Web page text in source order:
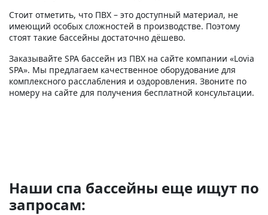
Стоит отметить, что ПВХ – это доступный материал, не
имеющий особых сложностей в производстве. Поэтому
стоят такие бассейны достаточно дёшево.
Заказывайте SPA бассейн из ПВХ на сайте компании «Lovia
SPA». Мы предлагаем качественное оборудование для
комплексного расслабления и оздоровления. Звоните по
номеру на сайте для получения бесплатной консультации.
Наши спа бассейны еще ищут по
запросам: